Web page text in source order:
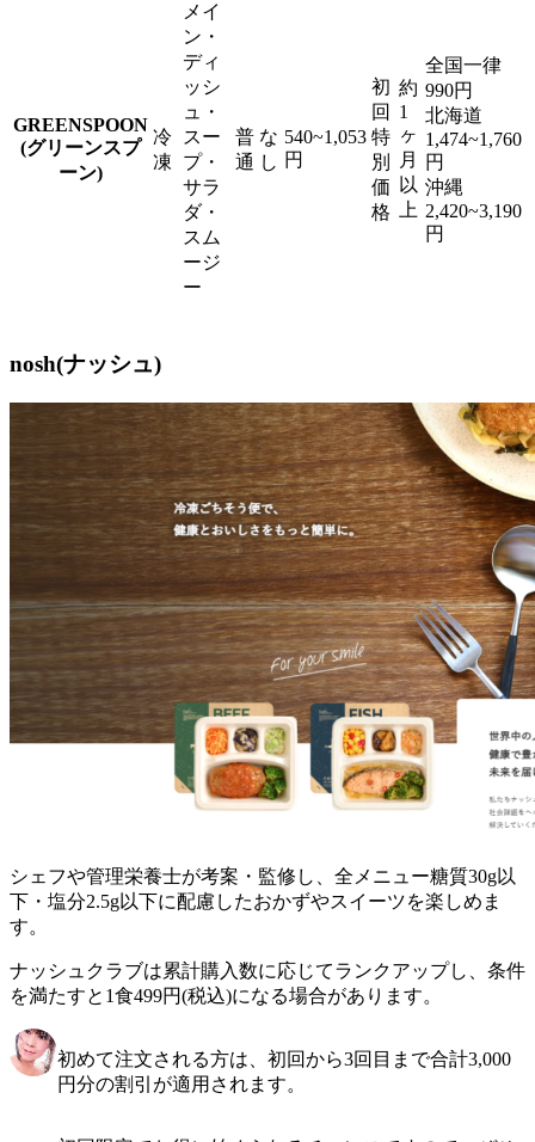
GREENSPOON
(グリーンスプ
ーン)
冷
凍
メイ
ン・
ディ
ッシ
ュ・
スー
プ・
サラ
ダ・
スム
ージ
ー
普
通
な
し
540~1,053
円
初
回
特
別
価
格
約
1
ヶ
月
以
上
全国一律
990円
北海道
1,474~1,760
円
沖縄
2,420~3,190
円
nosh(ナッシュ)
シェフや管理栄養士が考案・監修し、全メニュー糖質30g以
下・塩分2.5g以下に配慮したおかずやスイーツを楽しめま
す。
ナッシュクラブは累計購入数に応じてランクアップし、条件
を満たすと1食499円(税込)になる場合があります。
初めて注文される方は、初回から3回目まで合計3,000
円分の割引が適用されます。